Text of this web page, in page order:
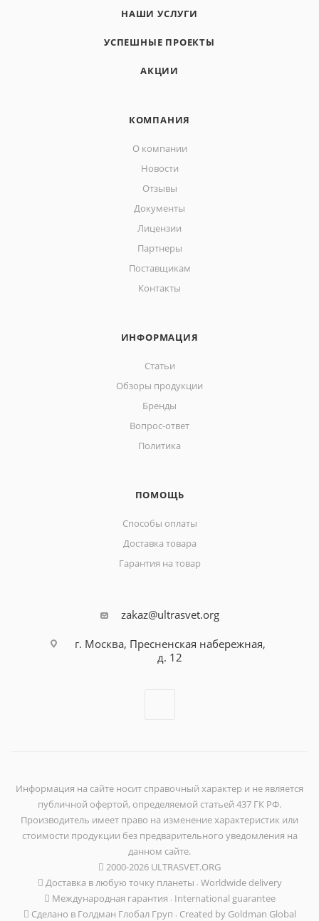
НАШИ УСЛУГИ
УСПЕШНЫЕ ПРОЕКТЫ
АКЦИИ
КОМПАНИЯ
О компании
Новости
Отзывы
Документы
Лицензии
Партнеры
Поставщикам
Контакты
ИНФОРМАЦИЯ
Статьи
Обзоры продукции
Бренды
Вопрос-ответ
Политика
ПОМОЩЬ
Способы оплаты
Доставка товара
Гарантия на товар
zakaz@ultrasvet.org
г. Москва, Пресненская набережная,
д. 12
Информация на сайте носит справочный характер и не является
публичной офертой, определяемой статьей 437 ГК РФ.
Производитель имеет право на изменение характеристик или
стоимости продукции без предварительного уведомления на
данном сайте.
2000-2026 ULTRASVET.ORG
Доставка в любую точку планеты ܁ Worldwide delivery
Международная гарантия ܁ International guarantee
Сделано в Голдман Глобал Груп ܁ Created by Goldman Global